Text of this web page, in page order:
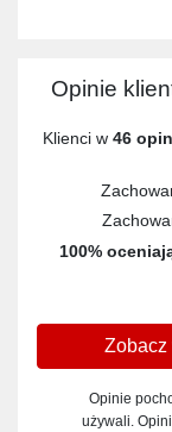
Opinie
Klienci w 46
100%
Zobacz
Opinie
używali.